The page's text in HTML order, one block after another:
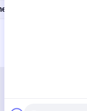
Ininterrotta